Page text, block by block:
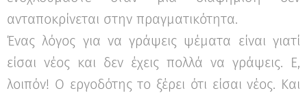
ανταποκρίνεται στην πραγματικότητα.
Ένας λόγος για να γράψεις ψέματα είναι γιατί
είσαι νέος και δεν έχεις πολλά να γράψεις. Ε,
λοιπόν! Ο εργοδότης το ξέρει ότι είσαι νέος. Και